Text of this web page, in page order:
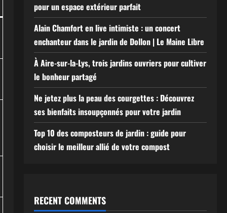
pour un espace extérieur parfait
Alain Chamfort en live intimiste : un concert
enchanteur dans le jardin de Dollon | Le Maine Libre
À Aire-sur-la-Lys, trois jardins ouvriers pour cultiver
le bonheur partagé
Ne jetez plus la peau des courgettes : Découvrez
ses bienfaits insoupçonnés pour votre jardin
Top 10 des composteurs de jardin : guide pour
choisir le meilleur allié de votre compost
RECENT COMMENTS